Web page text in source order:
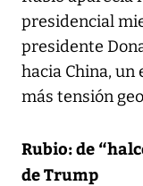
presidencial
presidente
hacia China, un
más tensión
Rubio: de
de Trump